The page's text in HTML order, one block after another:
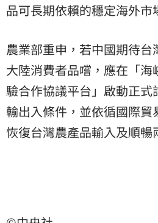
品可長期依賴的穩定海外市
農業部重申，若中國期待
大陸消費者品嚐，應在「
驗合作協議平台」啟動正
輸出入條件，並依循國際貿
恢復台灣農產品輸入及順暢